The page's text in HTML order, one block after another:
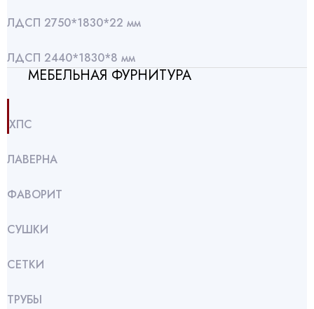
ЛДСП 2750*1830*22 мм
ЛДСП 2440*1830*8 мм
МЕБЕЛЬНАЯ ФУРНИТУРА
ХПС
ЛАВЕРНА
ФАВОРИТ
СУШКИ
СЕТКИ
ТРУБЫ